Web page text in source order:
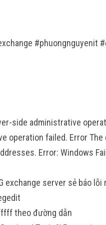
#phuongnguyenit
side administrative
operation failed. Error
Error: Windows
exchange server sẻ báo
theo đường dẫn